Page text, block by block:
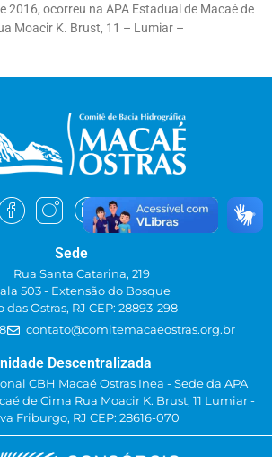
2016, ocorreu na APA Estadual de Macaé de
Moacir K. Brust, 11 – Lumiar –
Sede
Rua Santa Catarina, 219
503 - Extensão do Bosque
das Ostras, RJ CEP: 28893-298
contato@comitemacaeostras.org.br
Descentralizada
CBH Macaé Ostras Inea - Sede da APA
de Cima Rua Moacir K. Brust, 11 Lumiar -
Friburgo, RJ CEP: 28616-070